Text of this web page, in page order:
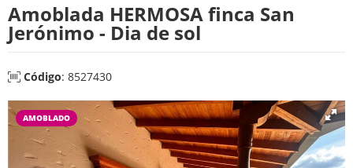
Amoblada HERMOSA finca San
Jerónimo - Dia de sol
Código: 8527430
AMOBLADO